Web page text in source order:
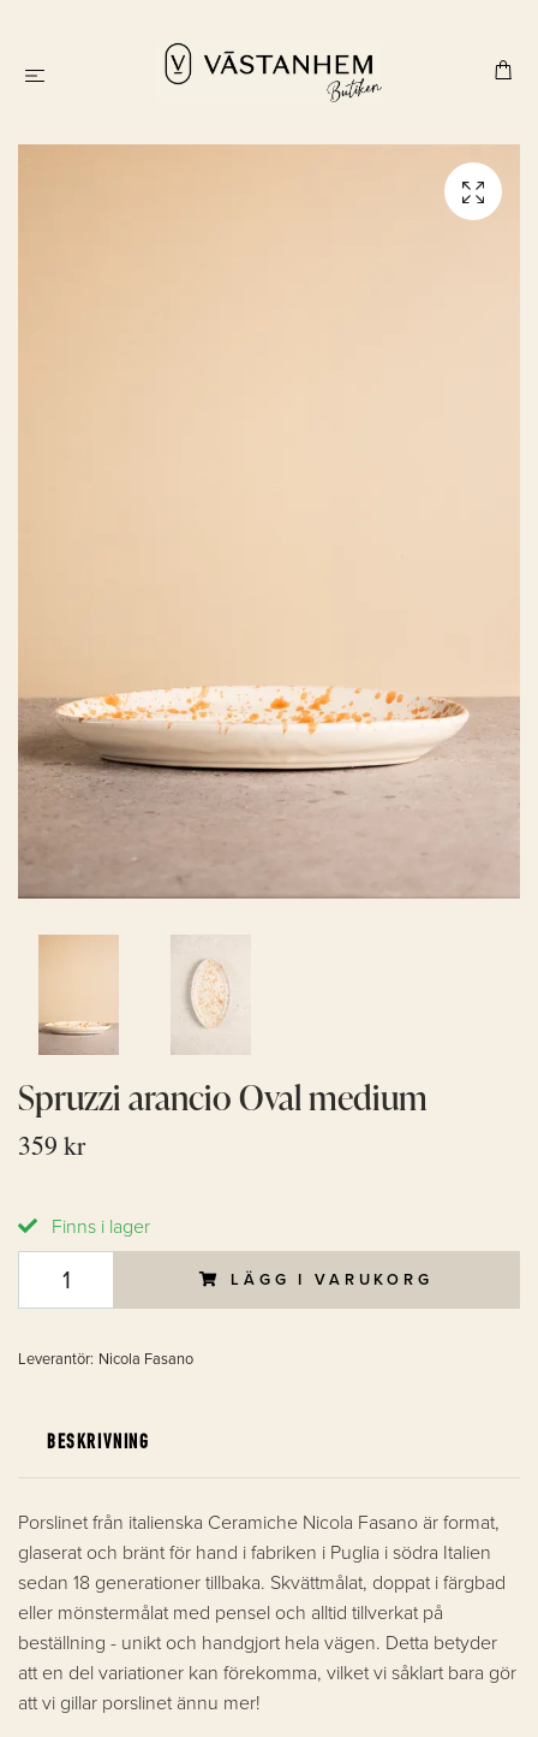
Spruzzi arancio Oval medium
359 kr
Finns i lager
LÄGG I VARUKORG
Leverantör: Nicola Fasano
BESKRIVNING
Porslinet från italienska Ceramiche Nicola Fasano är format,
glaserat och bränt för hand i fabriken i Puglia i södra Italien
sedan 18 generationer tillbaka. Skvättmålat, doppat i färgbad
eller mönstermålat med pensel och alltid tillverkat på
beställning - unikt och handgjort hela vägen. Detta betyder
att en del variationer kan förekomma, vilket vi såklart bara gör
att vi gillar porslinet ännu mer!